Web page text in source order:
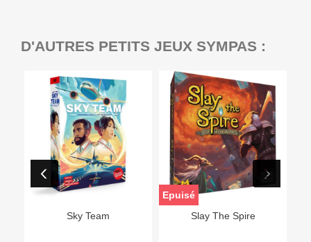
D'AUTRES PETITS JEUX SYMPAS :
Sky Team Slay The Spire
Epuisé